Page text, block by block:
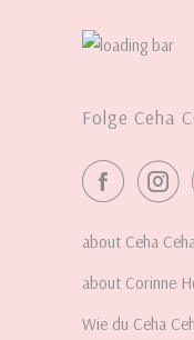
Folge Ceha
about Ceha
about Corinne
Wie du Ceha